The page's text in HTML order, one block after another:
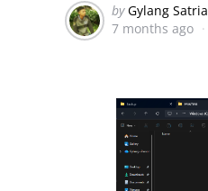
Posted
by
by Gylang Satria
7 months ago